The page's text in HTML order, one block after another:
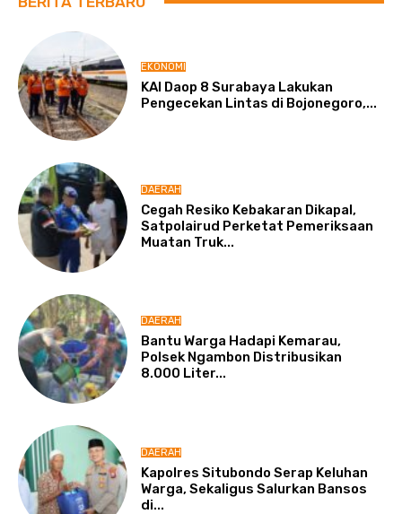
EKONOMI
KAI Daop 8 Surabaya Lakukan
Pengecekan Lintas di Bojonegoro,...
DAERAH
Cegah Resiko Kebakaran Dikapal,
Satpolairud Perketat Pemeriksaan
Muatan Truk...
DAERAH
Bantu Warga Hadapi Kemarau,
Polsek Ngambon Distribusikan
8.000 Liter...
DAERAH
Kapolres Situbondo Serap Keluhan
Warga, Sekaligus Salurkan Bansos
di...